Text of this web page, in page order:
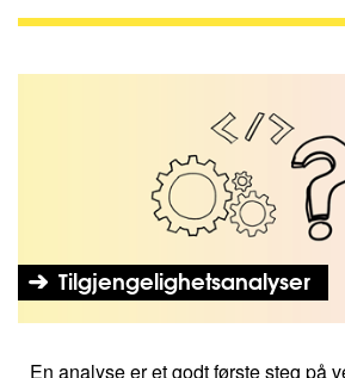
Tilgjengelighetsanalyser
En analyse er et godt første steg på